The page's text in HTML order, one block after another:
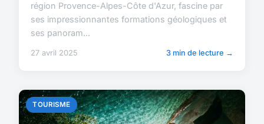
région Provence-Alpes-Côte d'Azur, fascine par
ses impressionnantes formations géologiques et
ses panoram...
27 avril 2025 3 min de lecture →
TOURISME